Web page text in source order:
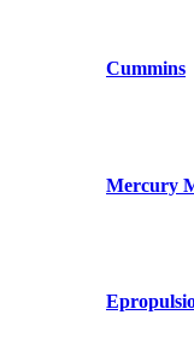
Cummins
Mercury